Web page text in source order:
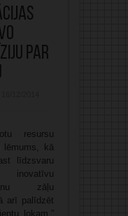
par
resursu
lēmums, kā
līdzsvaru
inovatīvu
zāļu
arī palīdzēt
lokam,”